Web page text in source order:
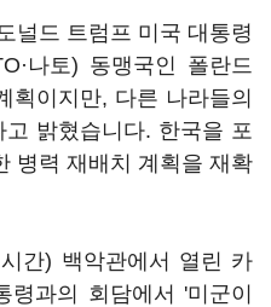
널드 트럼프 미국 대통령
나토) 동맹국인 폴란드
획이지만, 다른 나라들의
밝혔습니다. 한국을 포
병력 재배치 계획을 재확
간) 백악관에서 열린 카
과의 회담에서 '미군이